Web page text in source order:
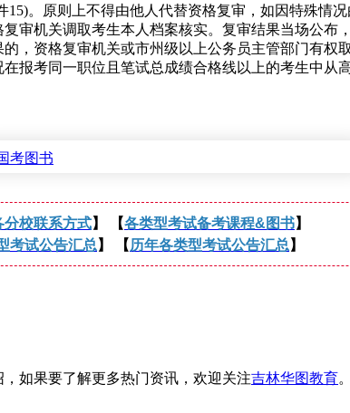
。原则上不得由他人代替资格复审，如因特殊情
审机关调取考生本人档案核实。复审结果当场公布
，资格复审机关或市州级以上公务员主管部门有权
考同一职位且笔试总成绩合格线以上的考生中从
分校联系方式】 【各类型考试备考课程&图书】
考试公告汇总 】 【 历年各类型考试公告汇总 】
如果要了解更多热门资讯，欢迎关注吉林华图教育。